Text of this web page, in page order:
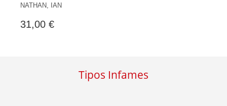
NATHAN, IAN
31,00 €
Tipos Infames